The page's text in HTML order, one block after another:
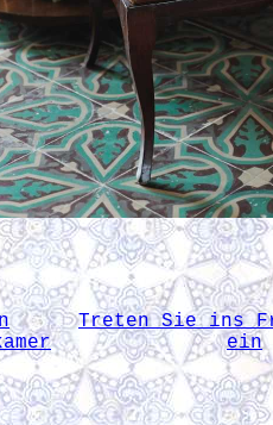
Treten Sie ins
ein